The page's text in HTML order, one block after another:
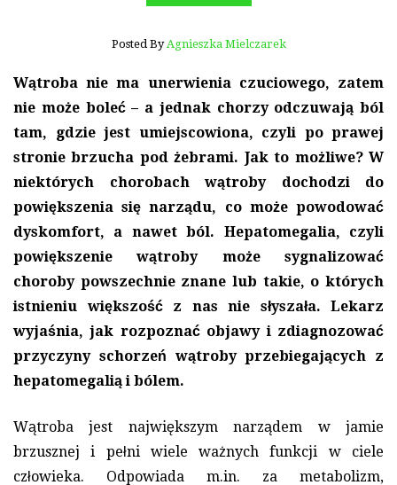
Posted By Agnieszka Mielczarek
Wątroba nie ma unerwienia czuciowego, zatem
nie może boleć – a jednak chorzy odczuwają ból
tam, gdzie jest umiejscowiona, czyli po prawej
stronie brzucha pod żebrami. Jak to możliwe? W
niektórych chorobach wątroby dochodzi do
powiększenia się narządu, co może powodować
dyskomfort, a nawet ból. Hepatomegalia, czyli
powiększenie wątroby może sygnalizować
choroby powszechnie znane lub takie, o których
istnieniu większość z nas nie słyszała. Lekarz
wyjaśnia, jak rozpoznać objawy i zdiagnozować
przyczyny schorzeń wątroby przebiegających z
hepatomegalią i bólem.
Wątroba jest największym narządem w jamie
brzusznej i pełni wiele ważnych funkcji w ciele
człowieka. Odpowiada m.in. za metabolizm,